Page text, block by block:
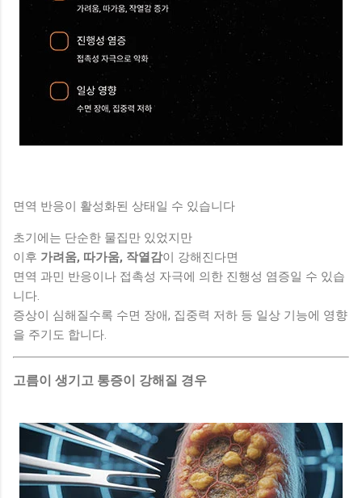
면역 반응이 활성화된 상태일 수 있습니다
초기에는 단순한 물집만 있었지만
이후 가려움, 따가움, 작열감이 강해진다면
면역 과민 반응이나 접촉성 자극에 의한 진행성 염증일 수 있습
니다.
증상이 심해질수록 수면 장애, 집중력 저하 등 일상 기능에 영향
을 주기도 합니다.
고름이 생기고 통증이 강해질 경우